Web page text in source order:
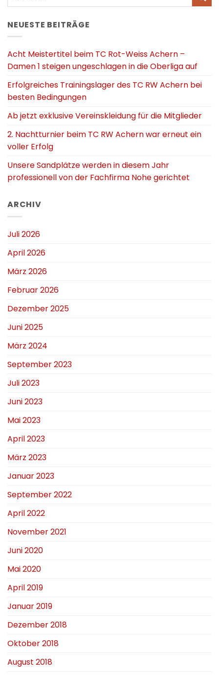
NEUESTE BEITRÄGE
Acht Meistertitel beim TC Rot-Weiss Achern –
Damen 1 steigen ungeschlagen in die Oberliga auf
Erfolgreiches Trainingslager des TC RW Achern bei
besten Bedingungen
Ab jetzt exklusive Vereinskleidung für die Mitglieder
2. Nachtturnier beim TC RW Achern war erneut ein
voller Erfolg
Unsere Sandplätze werden in diesem Jahr
professionell von der Fachfirma Nohe gerichtet
ARCHIV
Juli 2026
April 2026
März 2026
Februar 2026
Dezember 2025
Juni 2025
März 2024
September 2023
Juli 2023
Juni 2023
Mai 2023
April 2023
März 2023
Januar 2023
September 2022
April 2022
November 2021
Juni 2020
Mai 2020
April 2019
Januar 2019
Dezember 2018
Oktober 2018
August 2018